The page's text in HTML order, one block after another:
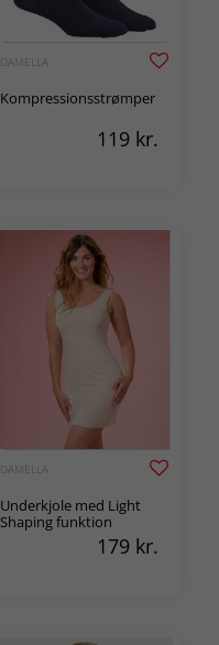
DAMELLA
Kompressionsstrømper
119 kr.
DAMELLA
Underkjole med Light
Shaping funktion
179 kr.